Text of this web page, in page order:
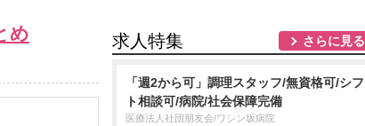
め 求人特集 さらに見る
「週2から可」調理スタッフ/無資格可/シフ
ト相談可/病院/社会保障完備
医療法人社団朋友会/ワシン坂病院